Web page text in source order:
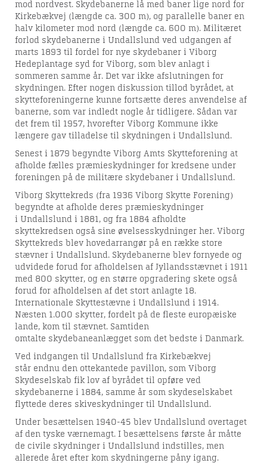
mod nordvest. Skydebanerne lå med baner lige nord for
Kirkebækvej (længde ca. 300 m), og parallelle baner en
halv kilometer mod nord (længde ca. 600 m). Militæret
forlod skydebanerne i Undallslund ved udgangen af
marts 1893 til fordel for nye skydebaner i Viborg
Hedeplantage syd for Viborg, som blev anlagt i
sommeren samme år. Det var ikke afslutningen for
skydningen. Efter nogen diskussion tillod byrådet, at
skytteforeningerne kunne fortsætte deres anvendelse af
banerne, som var indledt nogle år tidligere. Sådan var
det frem til 1957, hvorefter Viborg Kommune ikke
længere gav tilladelse til skydningen i Undallslund.
Senest i 1879 begyndte Viborg Amts Skytteforening at
afholde fælles præmieskydninger for kredsene under
foreningen på de militære skydebaner i Undallslund.
Viborg Skyttekreds (fra 1936 Viborg Skytte Forening)
begyndte at afholde deres præmieskydninger
i Undallslund i 1881, og fra 1884 afholdte
skyttekredsen også sine øvelsesskydninger her. Viborg
Skyttekreds blev hovedarrangør på en række store
stævner i Undallslund. Skydebanerne blev fornyede og
udvidede forud for afholdelsen af Jyllandsstævnet i 1911
med 800 skytter, og en større opgradering skete også
forud for afholdelsen af det stort anlagte 1 8.
Internationale Skyttestævne i Undallslund i 1914.
Næsten 1.000 skytter, fordelt på de fleste europæiske
lande, kom til stævnet. Samtiden
omtalte skydebaneanlægget som det bedste i Danmark.
Ved indgangen til Undallslund fra Kirkebækvej
står endnu den ottekantede pavillon, som Viborg
Skydeselskab fik lov af byrådet til opføre ved
skydebanerne i 1884, samme år som skydeselskabet
flyttede deres skiveskydninger til Undallslund.
Under besættelsen 1940-45 blev Undallslund overtaget
af den tyske værnemagt. I besættelsens første år måtte
de civile skydninger i Undallslund indstilles, men
allerede året efter kom skydningerne påny igang.